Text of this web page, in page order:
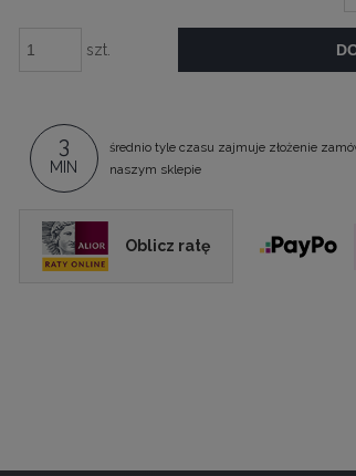
szt.
3
MIN
średnio tyle czasu zajmuje złożenie
naszym sklepie
Oblicz ratę